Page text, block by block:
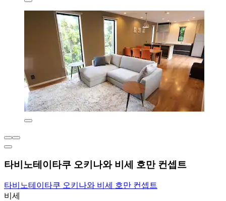
타비노테이타쿠 오키나와 비세 호만 컨셉트
타비노테이타쿠 오키나와 비세 호만 컨셉트
비세